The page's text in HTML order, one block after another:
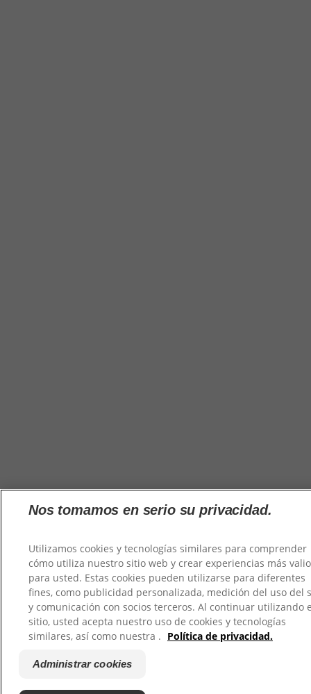
Nos tomamos en serio su privacidad.
Utilizamos cookies y tecnologías similares para comprender
cómo utiliza nuestro sitio web y crear experiencias más
para usted. Estas cookies pueden utilizarse para diferentes
fines, como publicidad personalizada, medición del uso del
y comunicación con socios terceros. Al continuar utilizando
sitio, usted acepta nuestro uso de cookies y tecnologías
similares, así como nuestra . Política de privacidad.
Administrar cookies
¿Qué tipo de desodorante
×